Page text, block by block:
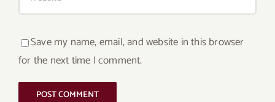
Save my name, email, and website in this browser
for the next time I comment.